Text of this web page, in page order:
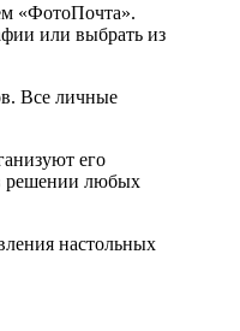
«ФотоПочта».
или выбрать из
Все личные
его
решении любых
настольных